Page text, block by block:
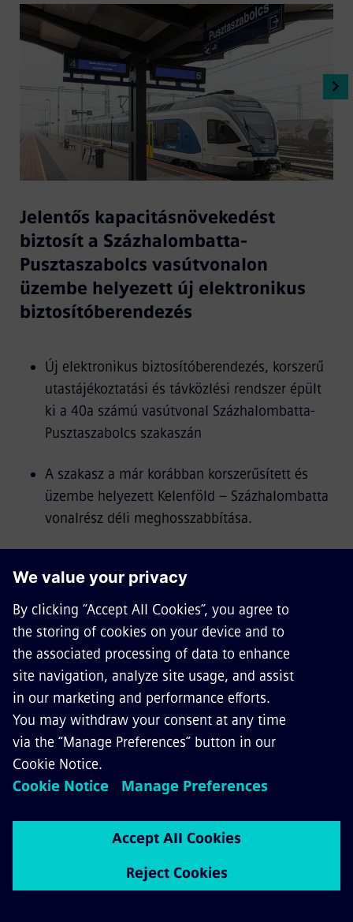
Jelentős kapacitásnövekedést
biztosít a Százhalombatta-
Pusztaszabolcs vasútvonalon
üzembe helyezett új elektronikus
biztosítóberendezés
Új elektronikus biztosítóberendezés, korszerű
utastájékoztatási és távközlési rendszer épült
ki a 40a számú vasútvonal Százhalombatta-
Pusztaszabolcs szakaszán
A szakasz a már korábban korszerűsített és
üzembe helyezett Kelenföld – Százhalombatta
vonalrész déli meghosszabbítása.
Egységes Európai Vonatbefolyásoló
Rendszer 2-es szintjét (ETCS 2)
Elérhetőség